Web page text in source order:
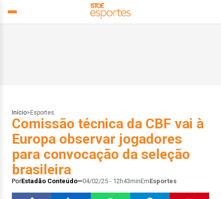
Início> Esportes
Comissão técnica da CBF vai à
Europa observar jogadores
para convocação da seleção
brasileira
PorEstadão Conteúdo 04/02/25 - 12h43minEmEsportes